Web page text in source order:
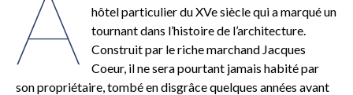
hôtel particulier du XVe siècle qui a marqué un
tournant dans l’histoire de l’architecture.
Construit par le riche marchand Jacques
Coeur, il ne sera pourtant jamais habité par
son propriétaire, tombé en disgrâce quelques années avant